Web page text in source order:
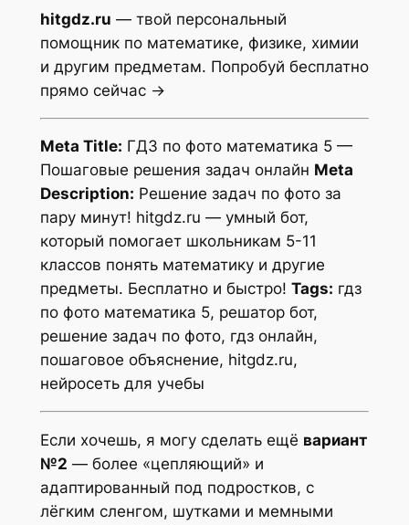
hitgdz.ru — твой персональный
помощник по математике, физике, химии
и другим предметам. Попробуй бесплатно
прямо сейчас →
Meta Title: ГДЗ по фото математика 5 —
Пошаговые решения задач онлайн Meta
Description: Решение задач по фото за
пару минут! hitgdz.ru — умный бот,
который помогает школьникам 5-11
классов понять математику и другие
предметы. Бесплатно и быстро! Tags: гдз
по фото математика 5, решатор бот,
решение задач по фото, гдз онлайн,
пошаговое объяснение, hitgdz.ru,
нейросеть для учебы
Если хочешь, я могу сделать ещё вариант
№2 — более «цепляющий» и
адаптированный под подростков, с
лёгким сленгом, шутками и мемными